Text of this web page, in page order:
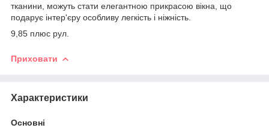
тканини, можуть стати елегантною прикрасою вікна, що
подарує інтер'єру особливу легкість і ніжність.
9,85 плюс рул.
Приховати
Характеристики
Основні